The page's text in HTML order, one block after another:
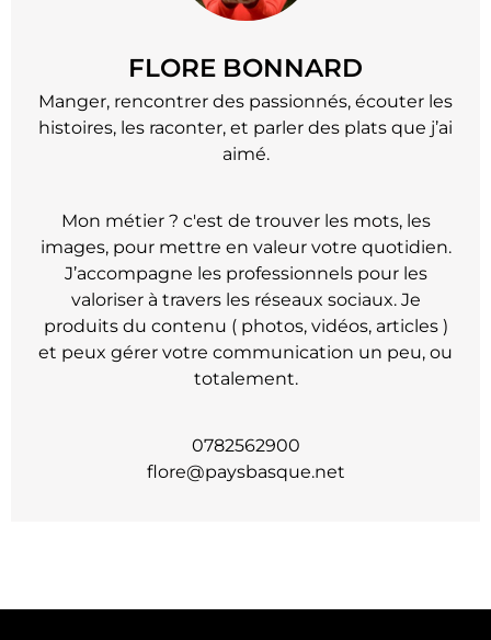
FLORE BONNARD
Manger, rencontrer des passionnés, écouter les
histoires, les raconter, et parler des plats que j’ai
aimé.
Mon métier ? c'est de trouver les mots, les
images, pour mettre en valeur votre quotidien.
J’accompagne les professionnels pour les
valoriser à travers les réseaux sociaux. Je
produits du contenu ( photos, vidéos, articles )
et peux gérer votre communication un peu, ou
totalement.
0782562900
flore@paysbasque.net